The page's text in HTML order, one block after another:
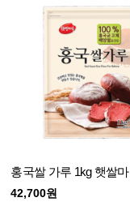
홍국쌀 가루 1kg 햇쌀
42,700원